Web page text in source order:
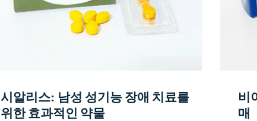
시알리스: 남성 성기능 장애 치료를
위한 효과적인 약물
비
매